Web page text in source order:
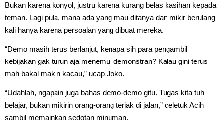
Bukan karena konyol, justru karena kurang belas kasihan kepada
teman. Lagi pula, mana ada yang mau ditanya dan mikir berulang
kali hanya karena persoalan yang dibuat mereka.
“Demo masih terus berlanjut, kenapa sih para pengambil
kebijakan gak turun aja menemui demonstran? Kalau gini terus
mah bakal makin kacau,” ucap Joko.
“Udahlah, ngapain juga bahas demo-demo gitu. Tugas kita tuh
belajar, bukan mikirin orang-orang teriak di jalan,” celetuk Acih
sambil memainkan sedotan minuman.